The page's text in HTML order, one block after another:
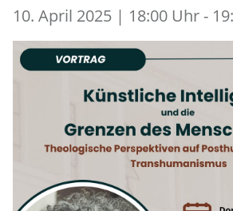
10. April 2025 | 18:00 Uhr -